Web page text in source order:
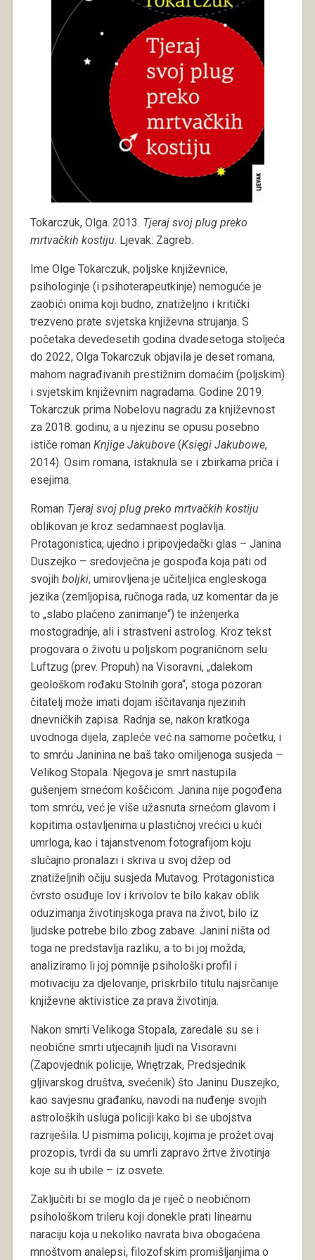
Tokarczuk, Olga. 2013. Tjeraj svoj plug preko
mrtvačkih kostiju. Ljevak: Zagreb.
Ime Olge Tokarczuk, poljske književnice,
psihologinje (i psihoterapeutkinje) nemoguće je
zaobići onima koji budno, znatiželjno i kritički
trezveno prate svjetska književna strujanja. S
početaka devedesetih godina dvadesetoga stoljeća
do 2022, Olga Tokarczuk objavila je deset romana,
mahom nagrađivanih prestižnim domaćim (poljskim)
i svjetskim književnim nagradama. Godine 2019.
Tokarczuk prima Nobelovu nagradu za književnost
za 2018. godinu, a u njezinu se opusu posebno
ističe roman Knjige Jakubove(Księgi Jakubowe,
2014). Osim romana, istaknula se i zbirkama priča i
esejima.
Roman Tjeraj svoj plug preko mrtvačkih kostiju
oblikovan je kroz sedamnaest poglavlja.
Protagonistica, ujedno i pripovjedački glas – Janina
Duszejko – sredovječna je gospođa koja pati od
svojih boljki, umirovljena je učiteljica engleskoga
jezika (zemljopisa, ručnoga rada, uz komentar da je
to „slabo plaćeno zanimanje“) te inženjerka
mostogradnje, ali i strastveni astrolog. Kroz tekst
progovara o životu u poljskom pograničnom selu
Luftzug (prev. Propuh) na Visoravni, „dalekom
geološkom rođaku Stolnih gora“, stoga pozoran
čitatelj može imati dojam iščitavanja njezinih
dnevničkih zapisa. Radnja se, nakon kratkoga
uvodnoga dijela, zapleće već na samome početku, i
to smrću Janinina ne baš tako omiljenoga susjeda –
Velikog Stopala. Njegova je smrt nastupila
gušenjem srnećom koščicom. Janina nije pogođena
tom smrću, već je više užasnuta srnećom glavom i
kopitima ostavljenima u plastičnoj vrećici u kući
umrloga, kao i tajanstvenom fotografijom koju
slučajno pronalazi i skriva u svoj džep od
znatiželjnih očiju susjeda Mutavog. Protagonistica
čvrsto osuđuje lov i krivolov te bilo kakav oblik
oduzimanja životinjskoga prava na život, bilo iz
ljudske potrebe bilo zbog zabave. Janini ništa od
toga ne predstavlja razliku, a to bi joj možda,
analiziramo li joj pomnije psihološki profil i
motivaciju za djelovanje, priskrbilo titulu najsrčanije
književne aktivistice za prava životinja.
Nakon smrti Velikoga Stopala, zaredale su se i
neobične smrti utjecajnih ljudi na Visoravni
(Zapovjednik policije, Wnętrzak, Predsjednik
gljivarskog društva, svećenik) što Janinu Duszejko,
kao savjesnu građanku, navodi na nuđenje svojih
astroloških usluga policiji kako bi se ubojstva
razriješila. U pismima policiji, kojima je prožet ovaj
prozopis, tvrdi da su umrli zapravo žrtve životinja
koje su ih ubile – iz osvete.
Zaključiti bi se moglo da je riječ o neobičnom
psihološkom trileru koji donekle prati linearnu
naraciju koja u nekoliko navrata biva obogaćena
mnoštvom analepsi, filozofskim promišljanjima o